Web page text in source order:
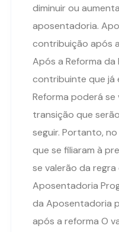
diminuir ou
aposentadoria.
contribuição após
Após a Reforma da
contribuinte que já
Reforma poderá se
transição que
seguir. Portanto,
que se filiaram à
se valerão da
Aposentadoria
da Aposentadoria
após a reforma O